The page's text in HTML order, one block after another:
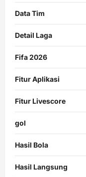
Data Tim
Detail Laga
Fifa 2026
Fitur Aplikasi
Fitur Livescore
gol
Hasil Bola
Hasil Langsung